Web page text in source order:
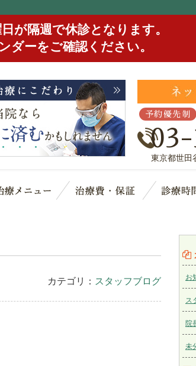
が隔週で休診となります。
ダーをご確認ください。
予約優先制
東京都世田
の方へ)
ッフ紹介 治療メニュー 治療費・
カテゴリ： スタッフブログ お
ス
院
未